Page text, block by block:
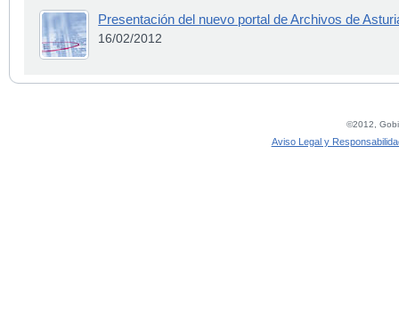
Presentación del nuevo portal de Archivos de
16/02/2012
©2012,
Aviso Legal y